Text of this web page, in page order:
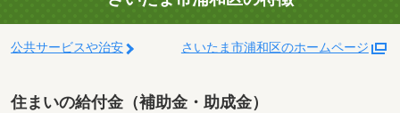
公共サービスや治安 さいたま市浦和区のホームページ
住まいの給付金（補助金・助成金）